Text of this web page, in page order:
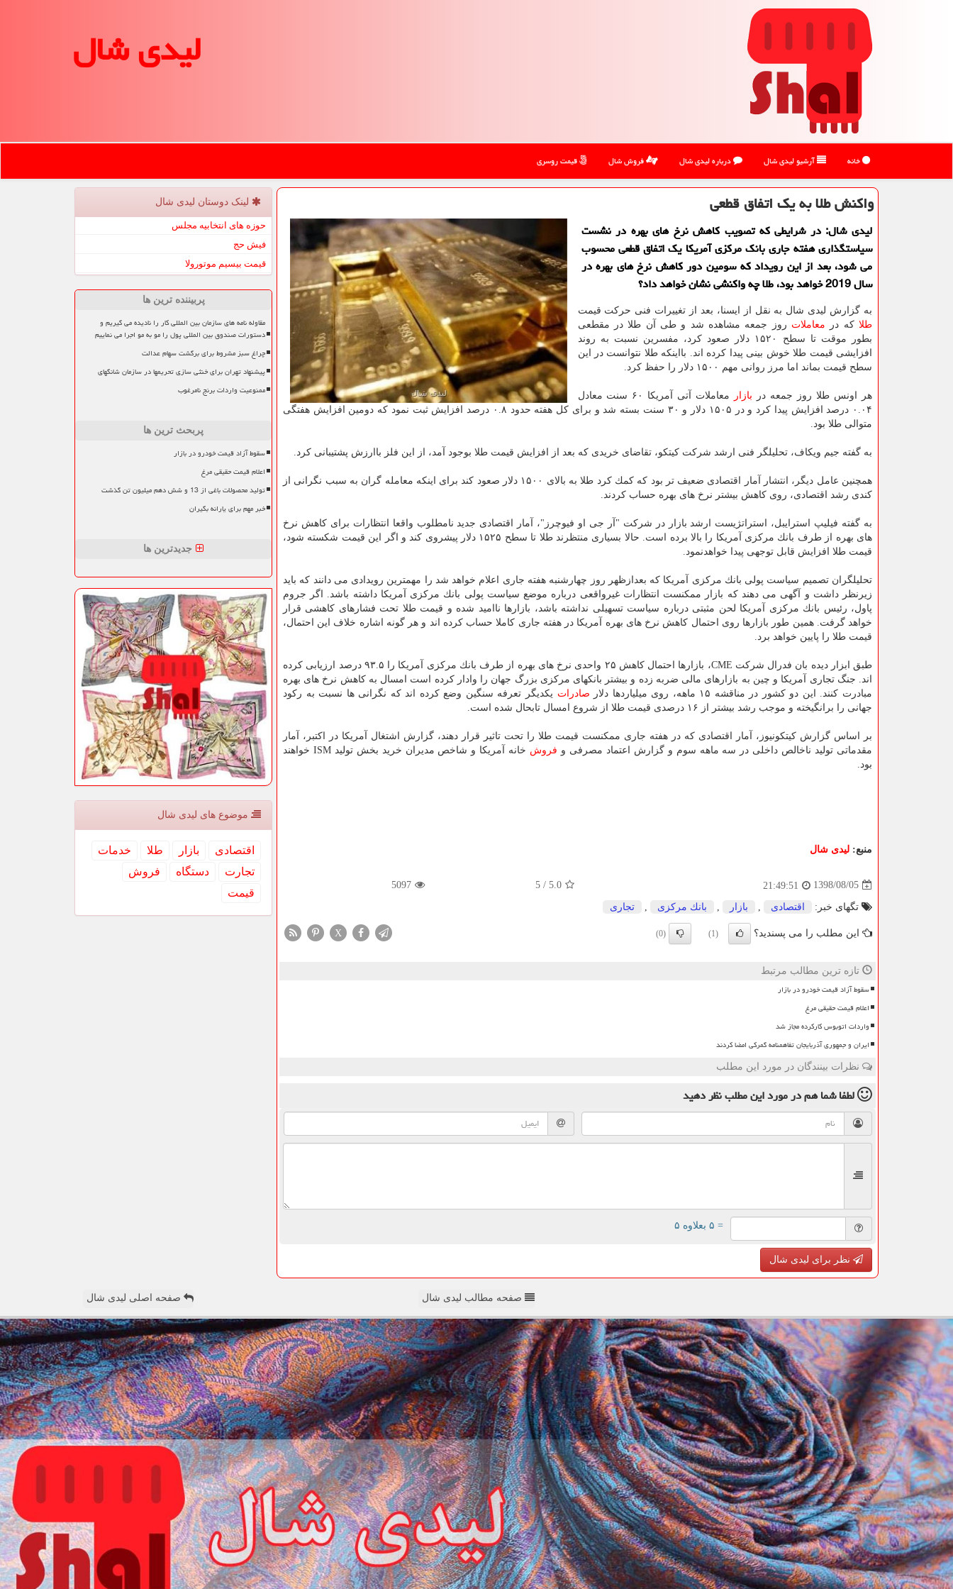
لیدی شال
خانه آرشیو لیدی شال درباره لیدی شال فروش شال قیمت روسری
واكنش طلا به یك اتفاق قطعی
لیدی شال: در شرایطی كه تصویب كاهش نرخ های بهره در نشست
سیاستگذاری هفته جاری بانك مركزی آمریكا یك اتفاق قطعی محسوب
می شود، بعد از این رویداد كه سومین دور كاهش نرخ های بهره در
سال 2019 خواهد بود، طلا چه واكنشی نشان خواهد داد؟
به گزارش لیدی شال به نقل از ایسنا، بعد از تغییرات فنی حركت قیمت
طلاكه در معاملات روز جمعه مشاهده شد و طی آن طلا در مقطعی
بطور موقت تا سطح ۱۵۲۰ دلار صعود كرد، مفسرین نسبت به روند
افزایشی قیمت طلا خوش بینی پیدا كرده اند. بااینكه طلا نتوانست در این
سطح قیمت بماند اما مرز روانی مهم ۱۵۰۰ دلار را حفظ كرد.
هر اونس طلا روز جمعه در بازار
معاملات آتی آمریكا ۶۰ سنت معادل
۰.۰۴ درصد افزایش پیدا كرد و در ۱۵۰۵ دلار و ۳۰ سنت بسته شد و برای كل هفته حدود ۰.۸ درصد افزایش ثبت نمود كه دومین افزایش هفتگی
متوالی طلا بود.
به گفته جیم ویكاف، تحلیلگر فنی ارشد شركت كیتكو، تقاضای خریدی كه بعد از افزایش قیمت طلا بوجود آمد، از این فلز باارزش پشتیبانی كرد.
همچنین عامل دیگر، انتشار آمار اقتصادی ضعیف تر بود كه كمك كرد طلا به بالای ۱۵۰۰ دلار صعود كند برای اینكه معامله گران به سبب نگرانی از
كندی رشد اقتصادی، روی كاهش بیشتر نرخ های بهره حساب كردند.
به گفته فیلیپ استرایبل، استراتژیست ارشد بازار در شركت "آر جی او فیوچرز"، آمار اقتصادی جدید نامطلوب واقعا انتظارات برای كاهش نرخ
های بهره از طرف بانك مركزی آمریكا را بالا برده است. حالا بسیاری منتظرند طلا تا سطح ۱۵۲۵ دلار پیشروی كند و اگر این قیمت شكسته شود،
قیمت طلا افزایش قابل توجهی پیدا خواهدنمود.
تحلیلگران تصمیم سیاست پولی بانك مركزی آمریكا كه بعدازظهر روز چهارشنبه هفته جاری اعلام خواهد شد را مهمترین رویدادی می دانند كه باید
زیرنظر داشت و آگهی می دهند كه بازار ممكنست انتظارات غیرواقعی درباره موضع سیاست پولی بانك مركزی آمریكا داشته باشد. اگر جروم
پاول، رئیس بانك مركزی آمریكا لحن مثبتی درباره سیاست تسهیلی نداشته باشد، بازارها ناامید شده و قیمت طلا تحت فشارهای كاهشی قرار
خواهد گرفت. همین طور بازارها روی احتمال كاهش نرخ های بهره آمریكا در هفته جاری كاملا حساب كرده اند و هر گونه اشاره خلاف این احتمال،
قیمت طلا را پایین خواهد برد.
طبق ابزار دیده بان فدرال شركت CME، بازارها احتمال كاهش ۲۵ واحدی نرخ های بهره از طرف بانك مركزی آمریكا را ۹۳.۵ درصد ارزیابی كرده
اند. جنگ تجاری آمریكا و چین به بازارهای مالی ضربه زده و بیشتر بانكهای مركزی بزرگ جهان را وادار كرده است امسال به كاهش نرخ های بهره
مبادرت كنند. این دو كشور در مناقشه ۱۵ ماهه، روی میلیاردها دلار
صادرات یكدیگر تعرفه سنگین وضع كرده اند كه نگرانی ها نسبت به ركود
جهانی را برانگیخته و موجب رشد بیشتر از ۱۶ درصدی قیمت طلا از شروع امسال تابحال شده است.
بر اساس گزارش كیتكونیوز، آمار اقتصادی كه در هفته جاری ممكنست قیمت طلا را تحت تاثیر قرار دهند، گزارش اشتغال آمریكا در اكتبر، آمار
مقدماتی تولید ناخالص داخلی در سه ماهه سوم و گزارش اعتماد مصرفی و فروش
خانه آمریكا و شاخص مدیران خرید بخش تولید ISM خواهند
بود.
منبع: لیدی شال
1398/08/05
21:49:51
5.0
/
5
5097
تگهای خبر: اقتصادی بازار بانك مركزی تجاری
این مطلب را می پسندید؟ (1)
(0)
X
تازه ترین مطالب مرتبط
سقوط آزاد قیمت خودرو در بازار
اعلام قیمت حقیقی مرغ
واردات اتوبوس کارکرده مجاز شد
ایران و جمهوری آذربایجان تفاهمنامه گمرکی امضا کردند
نظرات بینندگان در مورد این مطلب
لطفا شما همدر مورد این مطلبنظر دهید
= ۵ بعلاوه ۵
نظر برای لیدی شال
لینک دوستان لیدی شال
حوزه های انتخابیه مجلس
فیش حج
قیمت بیسیم موتورولا
پربیننده ترین ها
مقاوله نامه های سازمان بین المللی کار را نادیده می گیریم و
دستورات صندوق بین المللی پول را مو به مو اجرا می نماییم
چراغ سبز مشروط برای برگشت سهام عدالت
پیشنهاد تهران برای خنثی سازی تحریمها در سازمان شانگهای
ممنوعیت واردات برنج نامرغوب
پربحث ترین ها
سقوط آزاد قیمت خودرو در بازار
اعلام قیمت حقیقی مرغ
تولید محصولات باغی از 13 و شش دهم میلیون تن گذشت
خبر مهم برای یارانه بگیران
جدیدترین ها
موضوع های لیدی شال
اقتصادی بازار طلا
خدمات
تجارت
دستگاه
فروش
قیمت
صفحه مطالب لیدی شال صفحه اصلی لیدی شال